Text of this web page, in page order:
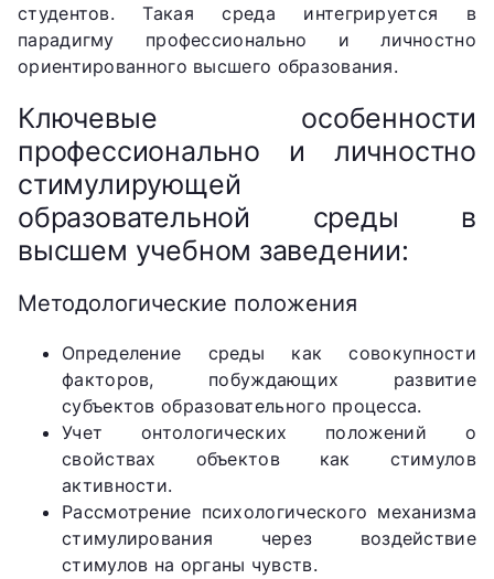
студентов. Такая среда интегрируется в
парадигму профессионально и личностно
ориентированного высшего образования.
Ключевые особенности
профессионально и личностно
стимулирующей
образовательной среды в
высшем учебном заведении:
Методологические положения
Определение среды как совокупности
факторов, побуждающих развитие
субъектов образовательного процесса.
Учет онтологических положений о
свойствах объектов как стимулов
активности.
Рассмотрение психологического механизма
стимулирования через воздействие
стимулов на органы чувств.